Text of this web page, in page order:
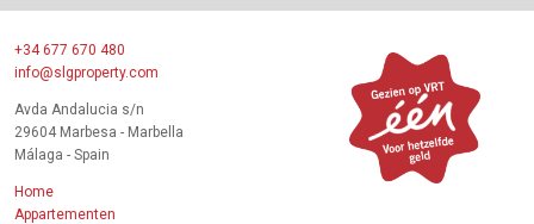
+34 677 670 480
info@slgproperty.com
Avda Andalucia s/n
29604 Marbesa - Marbella
Málaga - Spain
Home
Appartementen